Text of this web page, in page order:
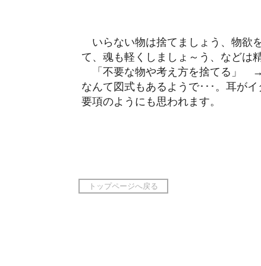
いらない物は捨てましょう、物欲
て、魂も軽くしましょ～う、などは
「不要な物や考え方を捨てる」
なんて図式もあるようで･･･。耳が
要項のようにも思われます。
トップページへ戻る